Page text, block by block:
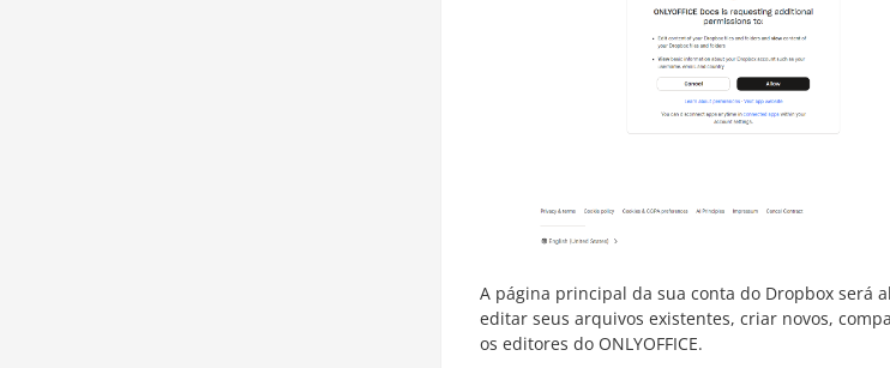
A página principal da sua conta do Dropbox será
editar seus arquivos existentes, criar novos,
os editores do ONLYOFFICE.